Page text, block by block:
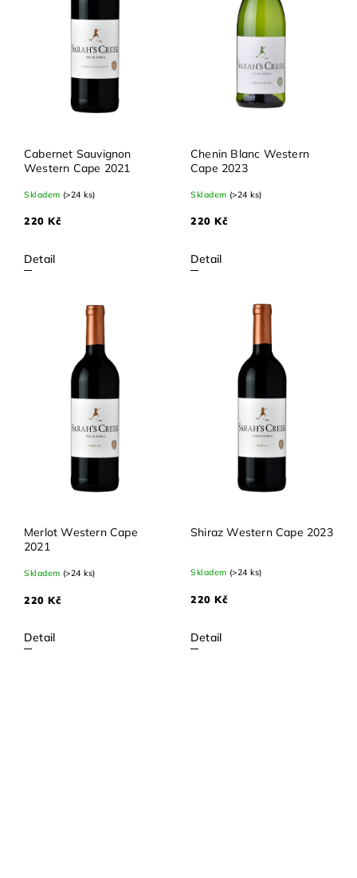
Cabernet Sauvignon
Western Cape 2021
Skladem (>24 ks)
220 Kč
Detail
Chenin Blanc Western
Cape 2023
Skladem (>24 ks)
220 Kč
Detail
Merlot Western Cape
2021
Skladem (>24 ks)
220 Kč
Detail
Shiraz Western Cape 2023
Skladem (>24 ks)
220 Kč
Detail